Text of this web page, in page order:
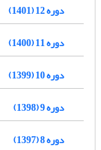
دوره 12 (1401)
دوره 11 (1400)
دوره 10 (1399)
دوره 9 (1398)
دوره 8 (1397)